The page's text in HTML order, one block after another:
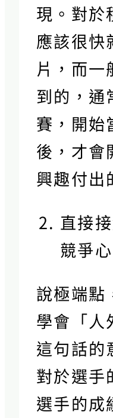
現。對於
應該很快
片，而一
到的，通
賽，開始
後，才會
興趣付出
直接
競爭
說極端點
學會「人
這句話的
對於選手
選手的成